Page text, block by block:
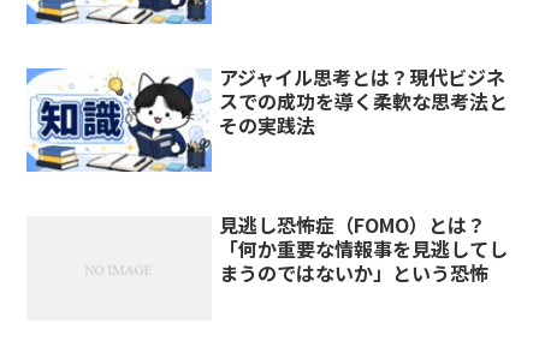
アジャイル思考とは？現代ビジネ
スでの成功を導く柔軟な思考法と
その実践法
見逃し恐怖症（FOMO）とは？
「何か重要な情報事を見逃してし
まうのではないか」という恐怖